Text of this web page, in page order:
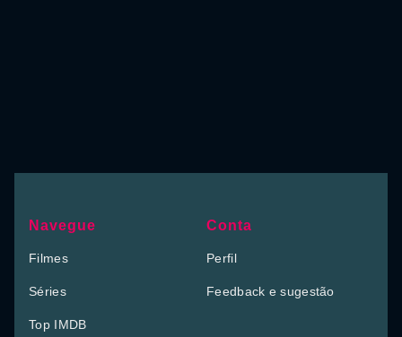
Navegue
Filmes
Séries
Top IMDB
Conta
Perfil
Feedback e sugestão